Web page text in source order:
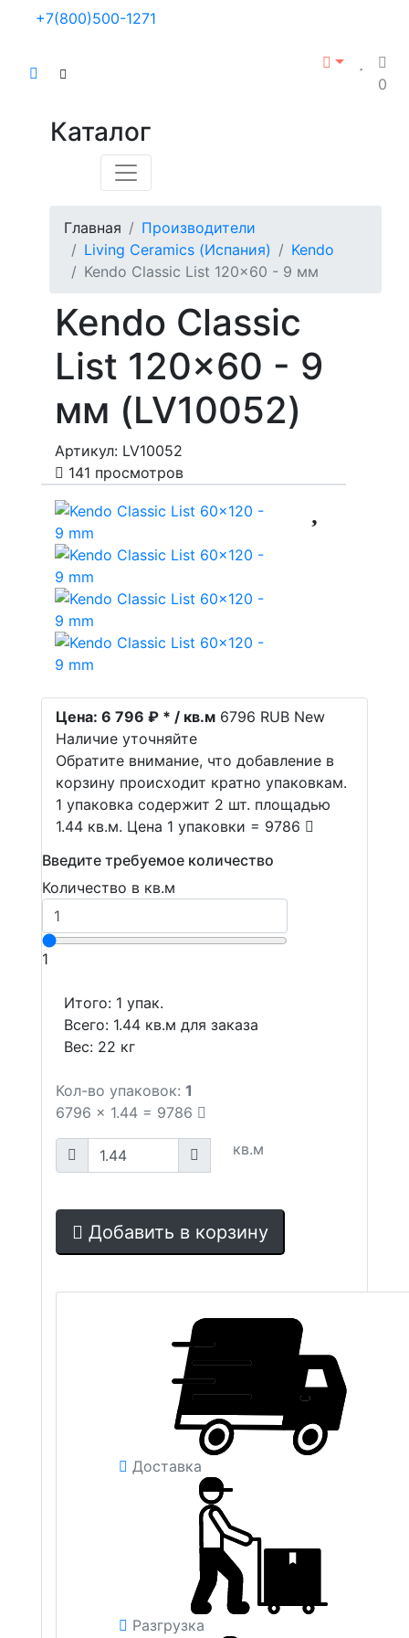
+7(800)500-1271
0
Каталог
Главная
Производители
Living Ceramics (Испания)
Kendo
Kendo Classic List 120x60 - 9 мм
Kendo Classic
List 120x60 - 9
мм (LV10052)
Артикул: LV10052
141 просмотров
Цена: 6 796 ₽ * / кв.м 6796 RUB New
Наличие уточняйте
Обратите внимание, что добавление в
корзину происходит кратно упаковкам.
1 упаковка содержит 2 шт. площадью
1.44 кв.м. Цена 1 упаковки = 9786
Введите требуемое количество
Количество в кв.м
1
Итого: 1 упак.
Всего: 1.44 кв.м для заказа
Вес: 22 кг
Кол-во упаковок: 1
6796 x 1.44 = 9786
кв.м
Добавить в корзину
Доставка
Разгрузка